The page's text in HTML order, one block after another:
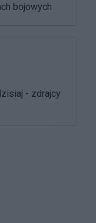
bojowych
- zdrajcy